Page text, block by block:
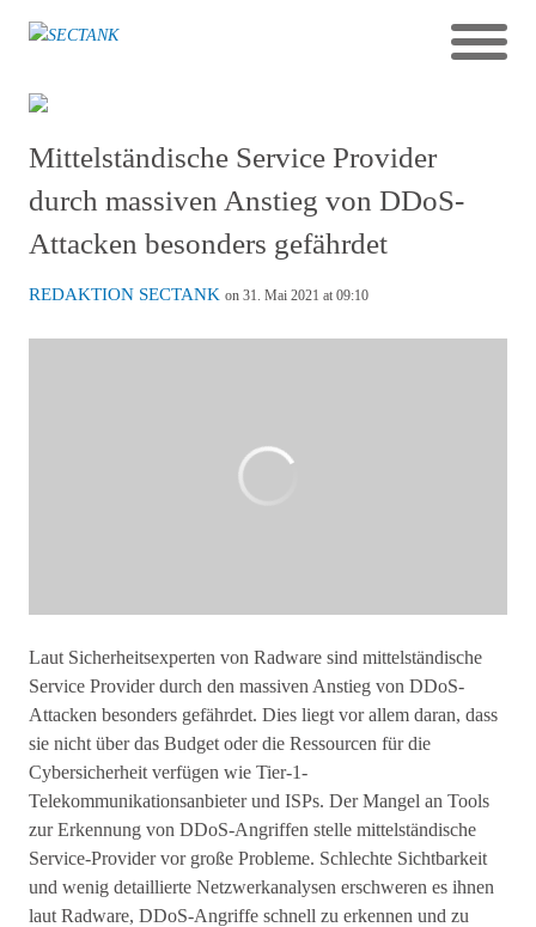
Mittelständische Service Provider
durch massiven Anstieg von DDoS-
Attacken besonders gefährdet
REDAKTION SECTANK on 31. Mai 2021 at 09:10
Laut Sicherheitsexperten von Radware sind mittelständische
Service Provider durch den massiven Anstieg von DDoS-
Attacken besonders gefährdet. Dies liegt vor allem daran, dass
sie nicht über das Budget oder die Ressourcen für die
Cybersicherheit verfügen wie Tier-1-
Telekommunikationsanbieter und ISPs. Der Mangel an Tools
zur Erkennung von DDoS-Angriffen stelle mittelständische
Service-Provider vor große Probleme. Schlechte Sichtbarkeit
und wenig detaillierte Netzwerkanalysen erschweren es ihnen
laut Radware, DDoS-Angriffe schnell zu erkennen und zu